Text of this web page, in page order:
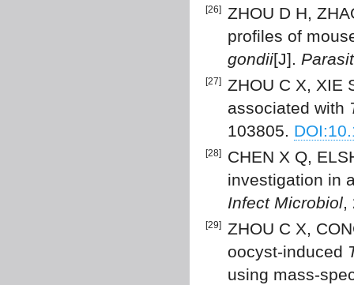
[26]
ZHOU D H,
profiles of
gondii[J].
[27]
ZHOU C X, XIE
associated with
103805.
[28]
CHEN X Q,
investigation in
Infect Microbiol,
[29]
ZHOU C X,
oocyst-induced
using mass-